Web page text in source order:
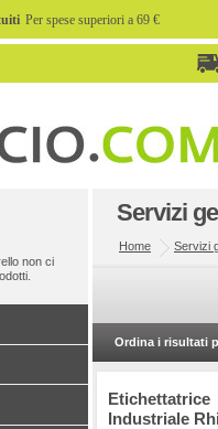
Per spese superiori a 69 €
non ci
Servizi
Home Servizi
Ordina i risultati
Etichettatrice
Industriale